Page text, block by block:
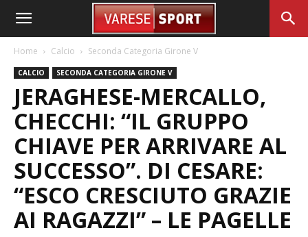
Home Calcio Seconda Categoria Girone V
CALCIO SECONDA CATEGORIA GIRONE V
JERAGHESE-MERCALLO,
CHECCHI: “IL GRUPPO
CHIAVE PER ARRIVARE AL
SUCCESSO”. DI CESARE:
“ESCO CRESCIUTO GRAZIE
AI RAGAZZI” – LE PAGELLE